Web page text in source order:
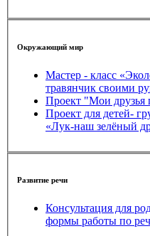
Окружающий мир
Мастер - класс
травянчик своими
Проект "Мои друзья
Проект для детей- группы раннего
«Лук-наш зелёный
Развитие речи
Консультация для
формы работы по